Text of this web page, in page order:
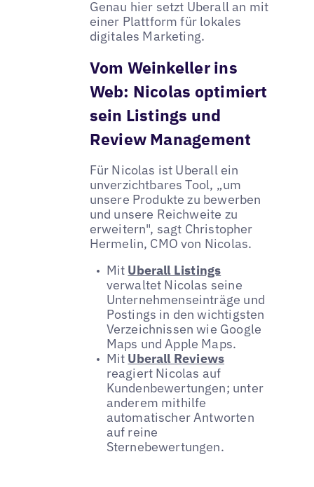
Genau hier setzt Uberall an mit
einer Plattform für lokales
digitales Marketing.
Vom Weinkeller ins
Web: Nicolas optimiert
sein Listings und
Review Management
Für Nicolas ist Uberall ein
unverzichtbares Tool, „um
unsere Produkte zu bewerben
und unsere Reichweite zu
erweitern", sagt Christopher
Hermelin, CMO von Nicolas.
Mit Uberall Listings
verwaltet Nicolas seine
Unternehmenseinträge und
Postings in den wichtigsten
Verzeichnissen wie Google
Maps und Apple Maps.
Mit Uberall Reviews
reagiert Nicolas auf
Kundenbewertungen; unter
anderem mithilfe
automatischer Antworten
auf reine
Sternebewertungen.